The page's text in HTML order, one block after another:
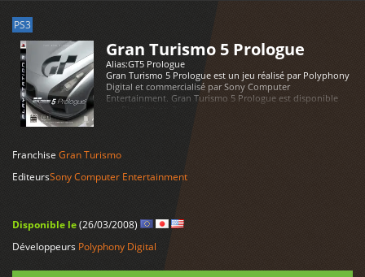
PS3
Gran Turismo 5 Prologue
Alias:GT5 Prologue
Gran Turismo 5 Prologue est un jeu réalisé par Polyphony
Digital et commercialisé par Sony Computer
Entertainment. Gran Turismo 5 Prologue est disponible
sur PlayStation 3
FranchiseGran Turismo
EditeursSony Computer Entertainment
Disponible le(26/03/2008)
Développeurs Polyphony Digital